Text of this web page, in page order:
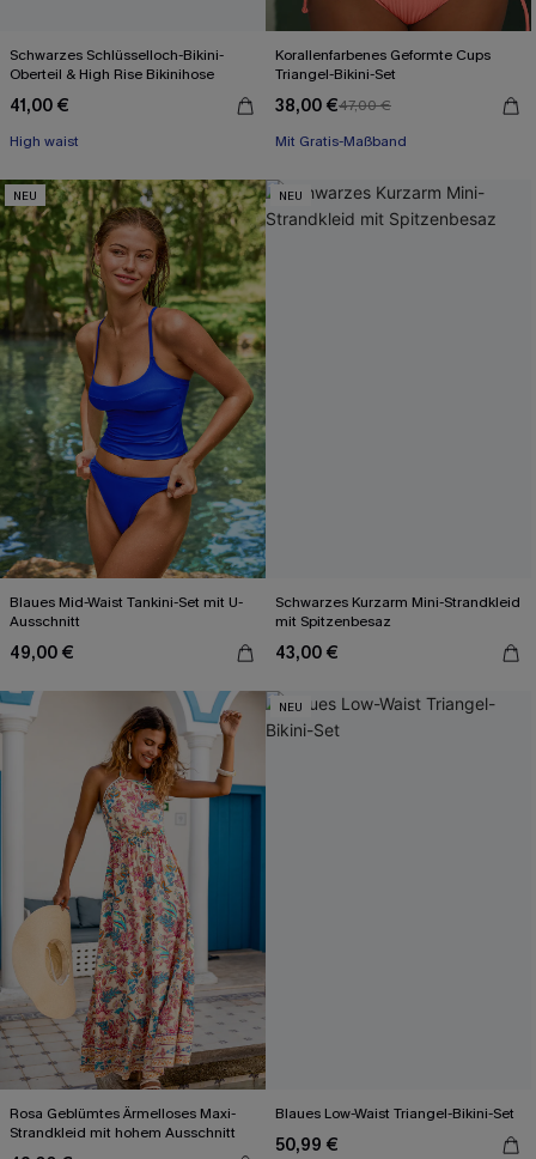
Schwarzes Schlüsselloch-Bikini-
Oberteil & High Rise Bikinihose
41,00 €
High waist
Korallenfarbenes Geformte Cups
Triangel-Bikini-Set
38,00 €47,00 €
Mit Gratis-Maßband
NEU
Blaues Mid-Waist Tankini-Set mit U-
Ausschnitt
49,00 €
NEU
Schwarzes Kurzarm Mini-Strandkleid
mit Spitzenbesaz
43,00 €
Rosa Geblümtes Ärmelloses Maxi-
Strandkleid mit hohem Ausschnitt
NEU
Blaues Low-Waist Triangel-Bikini-Set
50,99 €